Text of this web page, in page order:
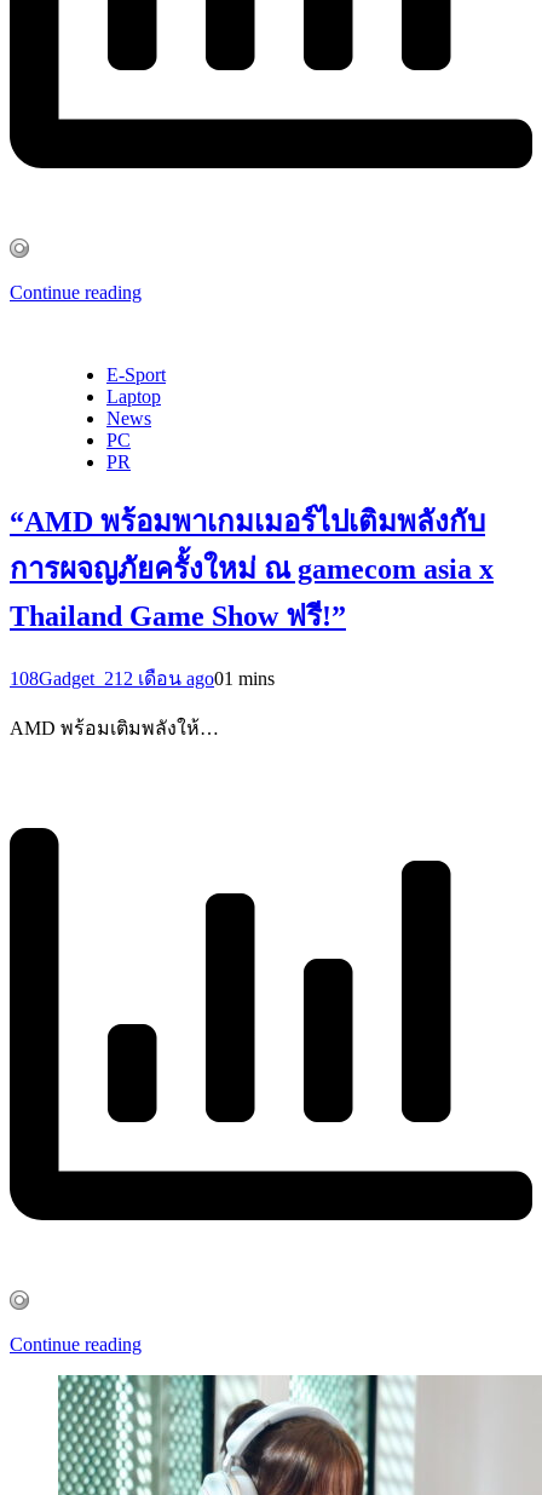
Continue reading
E-Sport
Laptop
News
PC
PR
“AMD พร้อมพาเกมเมอร์ไปเติมพลังกับ
การผจญภัยครั้งใหม่ ณ gamecom asia x
Thailand Game Show ฟรี!”
108Gadget_212 เดือน ago01 mins
AMD พร้อมเติมพลังให้…
Continue reading